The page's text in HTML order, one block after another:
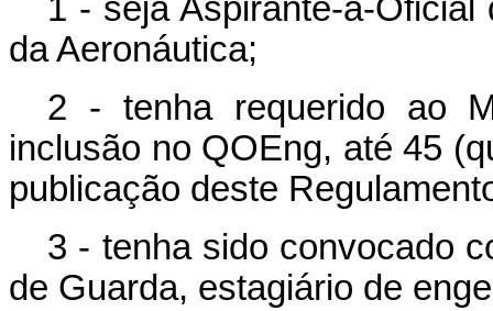
1 - seja Aspirante-a-
da Aeronáutica;
2 - tenha requerido ao
inclusão no QOEng, até 45
publicação deste
3 - tenha sido convocado
de Guarda, estagiário de